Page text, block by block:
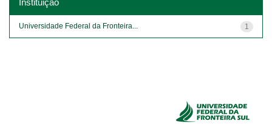
1
Universidade Federal da Fronteira...